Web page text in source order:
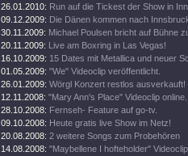
26.01.2010: Run auf die Tickest der Show in
09.12.2009: Die Dänen kommen nach
30.11.2009: Michael Poulsen bricht auf Bühne
20.11.2009: Live am Boxring in Las Vegas!
16.10.2009: 15 Dates mit Metallica und neuer
01.05.2009: "We" Videoclip veröffentlicht.
26.01.2009: Wörgl Konzert restlos ausverkauft!
12.11.2008: "Mary Ann's Place" Videoclip online.
28.10.2008: Fernseh- Feature auf go-tv.
09.10.2008: Heute gratis live Show im Netz!
20.08.2008: 2 weitere Songs zum Probehören
14.08.2008: "Maybellene I hofteholder"